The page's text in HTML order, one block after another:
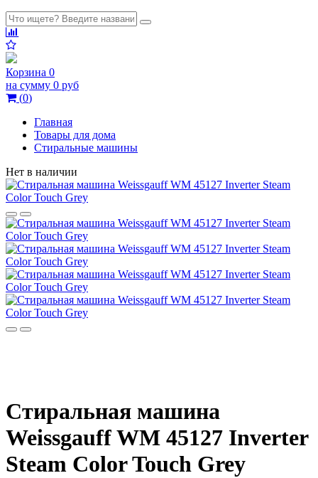
Корзина 0
на сумму 0 руб
(0)
Главная
Товары для дома
Стиральные машины
Нет в наличии
Стиральная машина
Weissgauff WM 45127 Inverter
Steam Color Touch Grey